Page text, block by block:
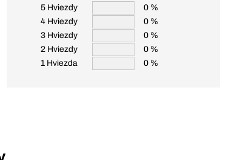
5 Hviezdy
0 %
4 Hviezdy
0 %
3 Hviezdy
0 %
2 Hviezdy
0 %
1 Hviezda
0 %